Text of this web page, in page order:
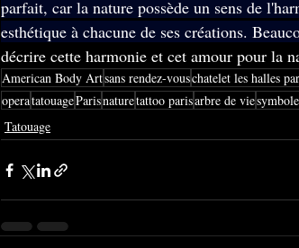
parfait, car la nature possède un sens de
esthétique à chacune de ses créations.
décrire cette harmonie et cet amour pour la
American Body Artsans rendez-vouschatelet les halles
operatatouageParisnaturetattoo parisarbre de vie
Tatouage